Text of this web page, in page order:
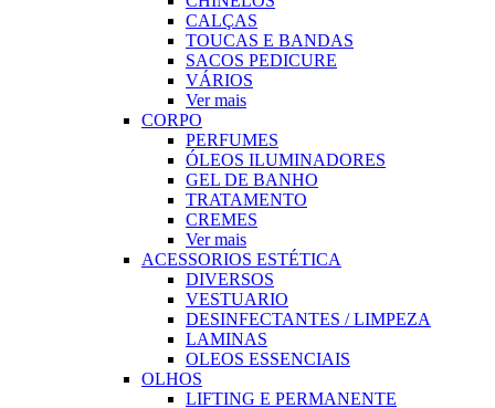
CALÇAS
TOUCAS E BANDAS
SACOS PEDICURE
VÁRIOS
Ver mais
CORPO
PERFUMES
ÓLEOS ILUMINADORES
GEL DE BANHO
TRATAMENTO
CREMES
Ver mais
ACESSORIOS ESTÉTICA
DIVERSOS
VESTUARIO
DESINFECTANTES / LIMPEZA
LAMINAS
OLEOS ESSENCIAIS
OLHOS
LIFTING E PERMANENTE